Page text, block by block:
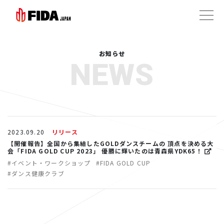
お知らせ
NEWS
2023.09.20
リリース
【開催報告】全国から集結したGOLDダンスチームの 頂点を決める大
会「FIDA GOLD CUP 2023」 優勝に輝いたのは青森県YDK65！
#イベント・ワークショップ
#FIDA GOLD CUP
#ダンス健康クラブ